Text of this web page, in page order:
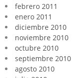
febrero 2011
enero 2011
diciembre 2010
noviembre 2010
octubre 2010
septiembre 2010
agosto 2010